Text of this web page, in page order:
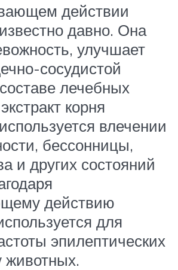
действии
давно. Она
улучшает
сосудистой
лечебных
корня
влечении
бессонницы,
и других состояний
действию
для
эпилептических
животных.